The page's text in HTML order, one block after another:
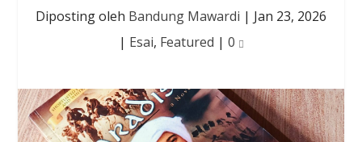
Diposting oleh Bandung Mawardi | Jan 23, 2026
| Esai, Featured | 0